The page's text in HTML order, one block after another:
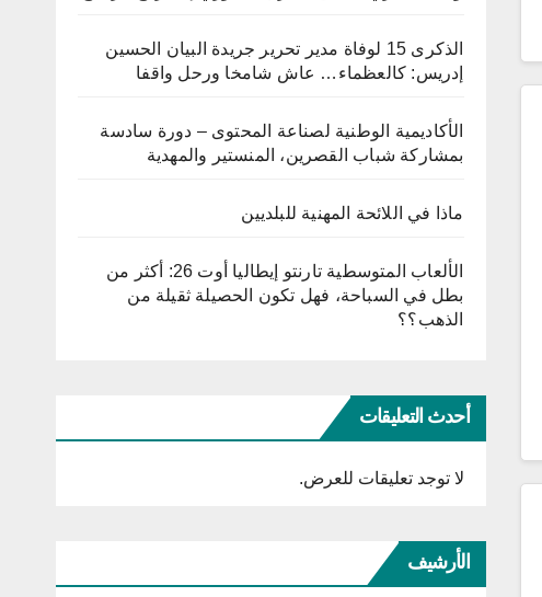
الذكرى 15 لوفاة مدير تحرير جريدة البيان الحسين
إدريس: كالعظماء… عاش شامخا ورحل واقفا
الأكاديمية الوطنية لصناعة المحتوى – دورة سادسة
بمشاركة شباب القصرين، المنستير والمهدية
ماذا في اللائحة المهنية للبلديين
الألعاب المتوسطية تارنتو إيطاليا أوت 26: أكثر من
بطل في السباحة، فهل تكون الحصيلة ثقيلة من
الذهب؟؟
أحدث التعليقات
لا توجد تعليقات للعرض.
الأرشيف